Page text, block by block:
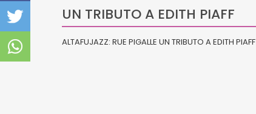
UN TRIBUTO A EDITH PIAFF
ALTAFUJAZZ: RUE PIGALLE UN TRIBUTO A EDITH PIAFF